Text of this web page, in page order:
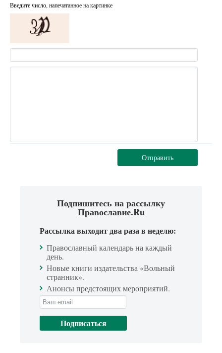
Введите число, напечатанное на картинке
Отправить
Подпишитесь на рассылку
Православие.Ru
Рассылка выходит два раза в неделю:
Православный календарь на каждый
день.
Новые книги издательства «Вольный
странник».
Анонсы предстоящих мероприятий.